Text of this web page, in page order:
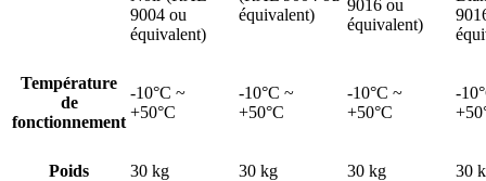
9004 ou
équivalent)
équivalent)
9016 ou
équivalent)
Température
de
fonctionnement
-10°C ~
+50°C
-10°C ~
+50°C
-10°C ~
+50°C
-
Poids 30 kg 30 kg 30 kg 30